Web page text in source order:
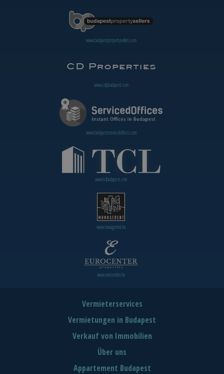
www.budapestpropertysellers.com
www.cdpbudapest.com
www.budapestservicedoffices.com
www.tclbudapest.com
www.managerent.hu
www.eurocenter.hu
Vermieterservices
Vermietungen in Budapest
Verkauf von Immobilien
Über uns
Appartement Budapest